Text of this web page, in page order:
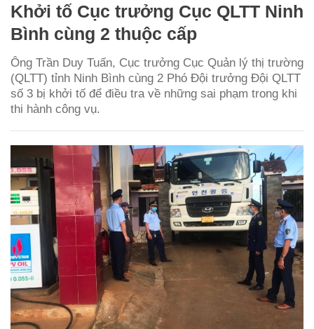
Khởi tố Cục trưởng Cục QLTT Ninh
Bình cùng 2 thuộc cấp
Ông Trần Duy Tuấn, Cục trưởng Cục Quản lý thị trường
(QLTT) tỉnh Ninh Bình cùng 2 Phó Đội trưởng Đội QLTT
số 3 bị khởi tố để điều tra về những sai phạm trong khi
thi hành công vụ.